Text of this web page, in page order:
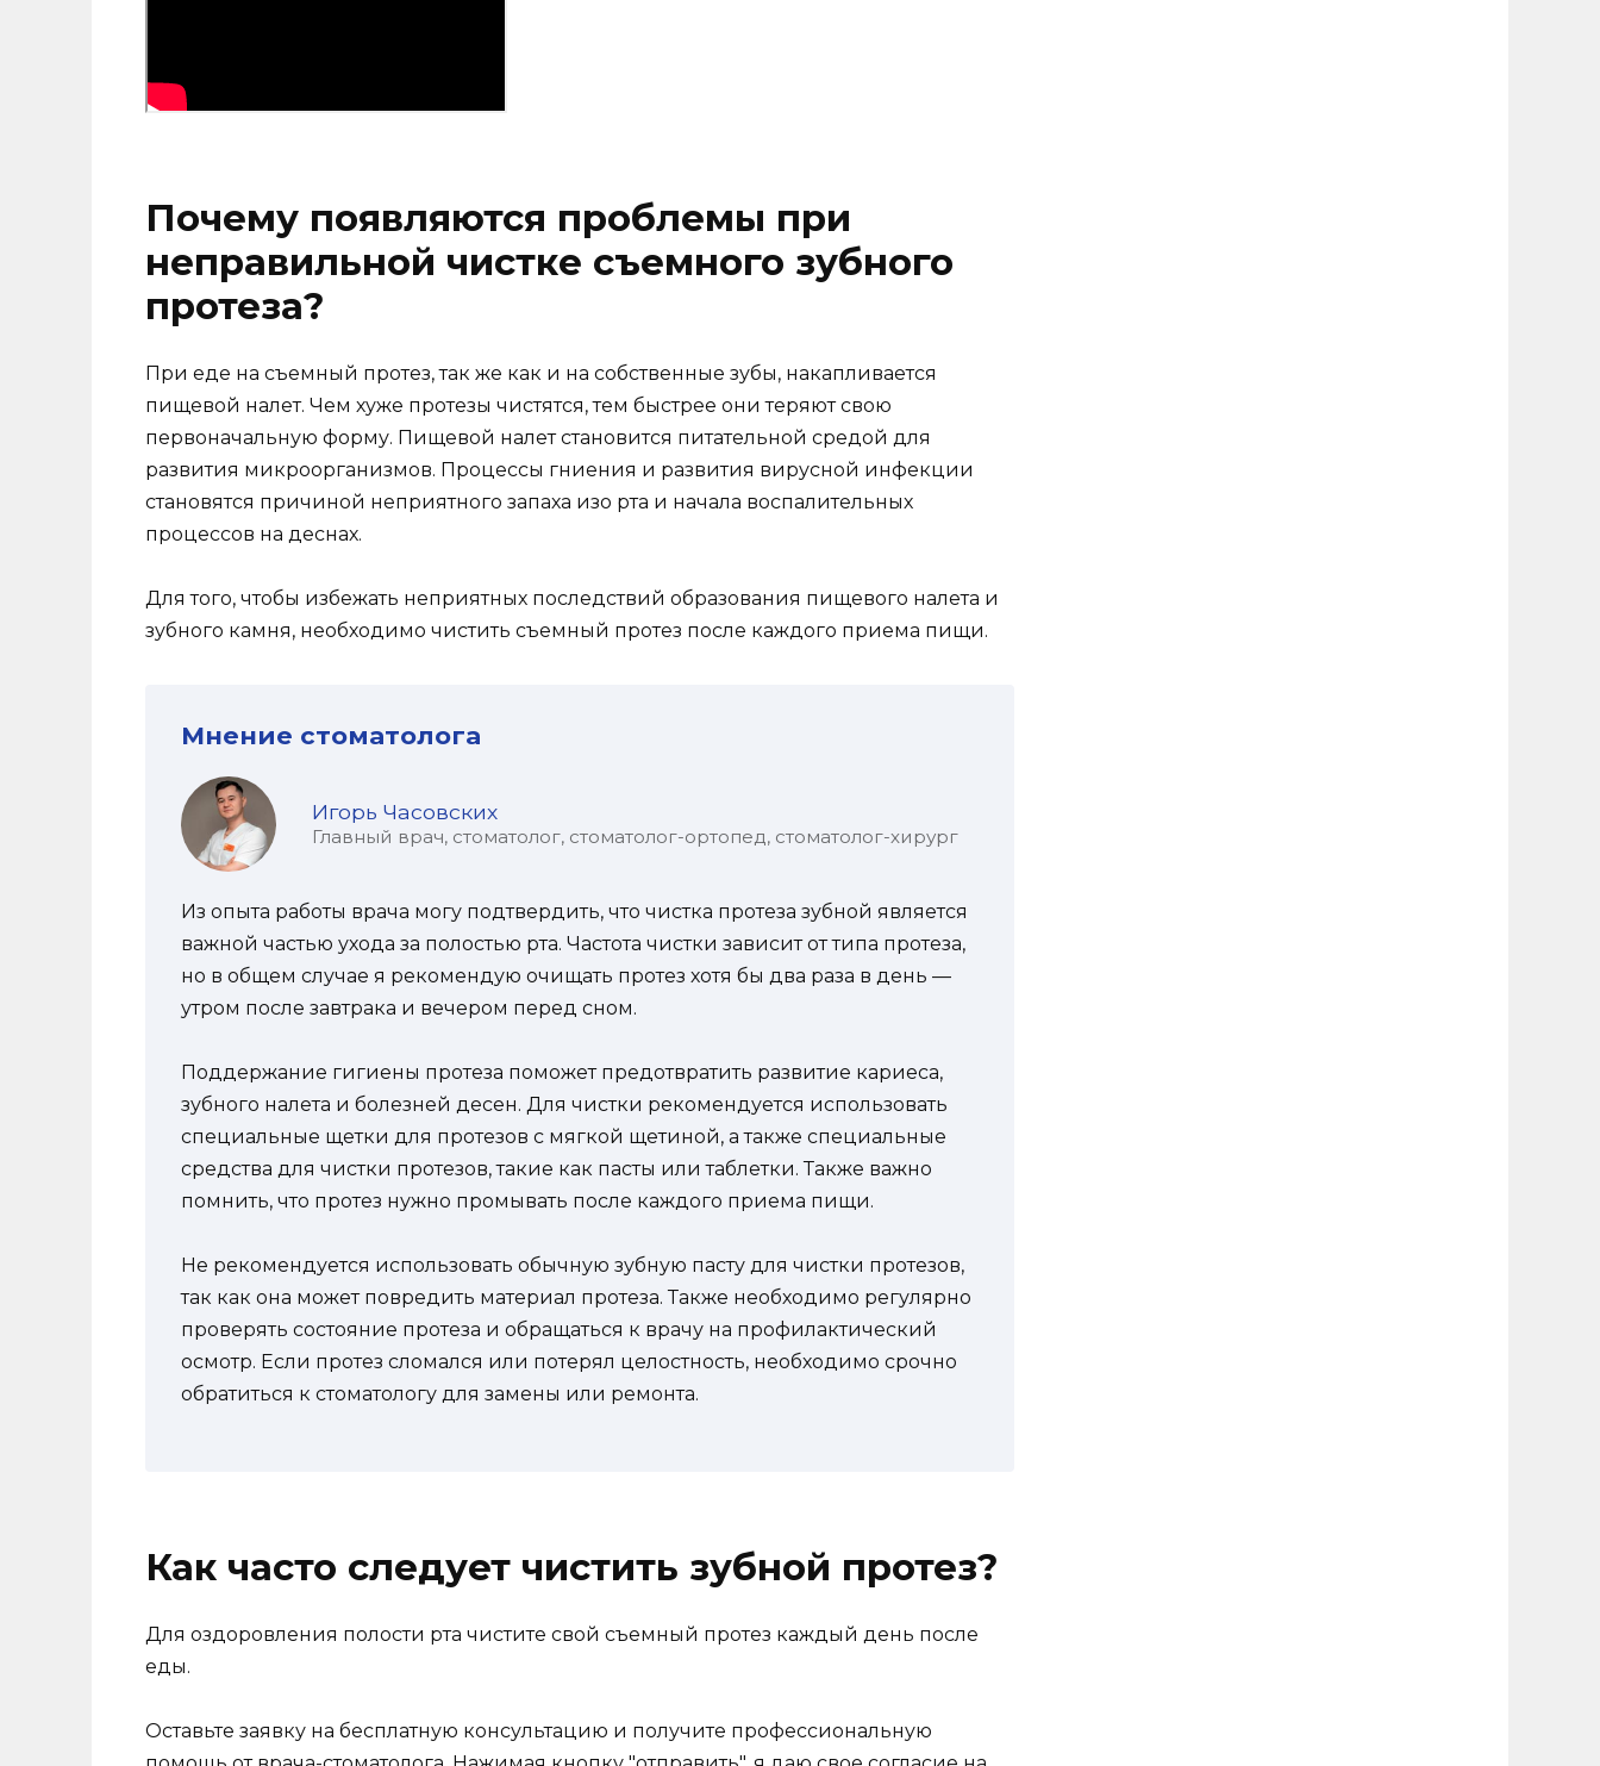
Почему появляются проблемы при
неправильной чистке съемного зубного
протеза?
При еде на съемный протез, так же как и на собственные зубы, накапливается
пищевой налет. Чем хуже протезы чистятся, тем быстрее они теряют свою
первоначальную форму. Пищевой налет становится питательной средой для
развития микроорганизмов. Процессы гниения и развития вирусной инфекции
становятся причиной неприятного запаха изо рта и начала воспалительных
процессов на деснах.
Для того, чтобы избежать неприятных последствий образования пищевого налета и
зубного камня, необходимо чистить съемный протез после каждого приема пищи.
Мнение стоматолога
Игорь Часовских
Главный врач, стоматолог, стоматолог-ортопед, стоматолог-хирург
Из опыта работы врача могу подтвердить, что чистка протеза зубной является
важной частью ухода за полостью рта. Частота чистки зависит от типа протеза,
но в общем случае я рекомендую очищать протез хотя бы два раза в день —
утром после завтрака и вечером перед сном.
Поддержание гигиены протеза поможет предотвратить развитие кариеса,
зубного налета и болезней десен. Для чистки рекомендуется использовать
специальные щетки для протезов с мягкой щетиной, а также специальные
средства для чистки протезов, такие как пасты или таблетки. Также важно
помнить, что протез нужно промывать после каждого приема пищи.
Не рекомендуется использовать обычную зубную пасту для чистки протезов,
так как она может повредить материал протеза. Также необходимо регулярно
проверять состояние протеза и обращаться к врачу на профилактический
осмотр. Если протез сломался или потерял целостность, необходимо срочно
обратиться к стоматологу для замены или ремонта.
Как часто следует чистить зубной протез?
Для оздоровления полости рта чистите свой съемный протез каждый день после
еды.
Оставьте заявку на бесплатную консультацию и получите профессиональную